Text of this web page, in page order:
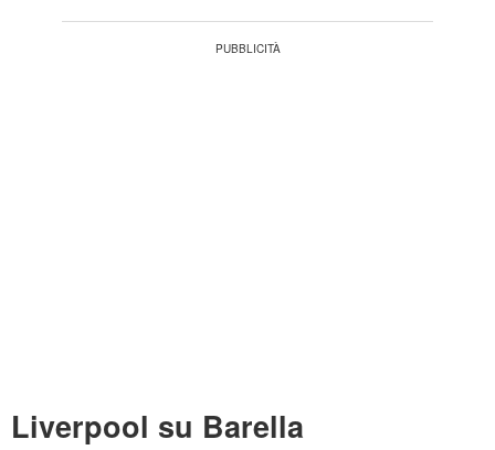
Liverpool su Barella